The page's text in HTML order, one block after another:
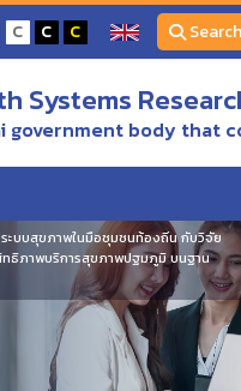
C C C Search
Systems
government body that
ะบบสุขภาพในมือชุมชนท้องถิ่น กับวิจัย
ทธิภาพบริการสุขภาพปฐมภูมิ บนฐาน